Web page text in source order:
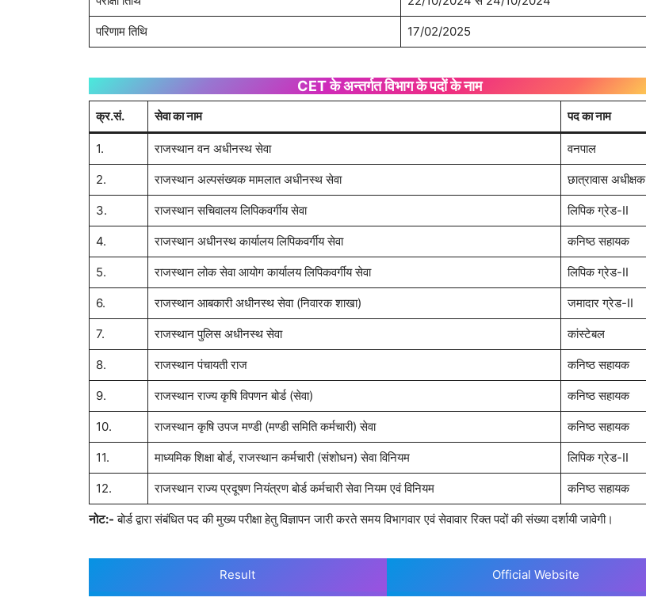
परिणाम तिथि 17/02/2025
CET के अन्तर्गत विभाग के पदों के नाम
क्र.सं. सेवा का नाम पद का नाम
1. राजस्थान वन अधीनस्थ सेवा वनपाल
2. राजस्थान अल्पसंख्यक मामलात अधीनस्थ सेवा छात्रावास अधीक्षक
3. राजस्थान सचिवालय लिपिकवर्गीय सेवा लिपिक ग्रेड-II
4. राजस्थान अधीनस्थ कार्यालय लिपिकवर्गीय सेवा कनिष्ठ सहायक
5. राजस्थान लोक सेवा आयोग कार्यालय लिपिकवर्गीय सेवा लिपिक ग्रेड-II
6. राजस्थान आबकारी अधीनस्थ सेवा (निवारक शाखा) जमादार ग्रेड-II
7. राजस्थान पुलिस अधीनस्थ सेवा कांस्टेबल
8. राजस्थान पंचायती राज कनिष्ठ सहायक
9. राजस्थान राज्य कृषि विपणन बोर्ड (सेवा) कनिष्ठ सहायक
10. राजस्थान कृषि उपज मण्डी (मण्डी समिति कर्मचारी) सेवा कनिष्ठ सहायक
11. माध्यमिक शिक्षा बोर्ड, राजस्थान कर्मचारी (संशोधन) सेवा विनियम लिपिक ग्रेड-II
12. राजस्थान राज्य प्रदूषण नियंत्रण बोर्ड कर्मचारी सेवा नियम एवं विनियम कनिष्ठ सहायक
नोट:- बोर्ड द्वारा संबंधित पद की मुख्य परीक्षा हेतु विज्ञापन जारी करते समय विभागवार एवं सेवावार रिक्त पदों की संख्या दर्शायी जावेगी।
Result Official Website